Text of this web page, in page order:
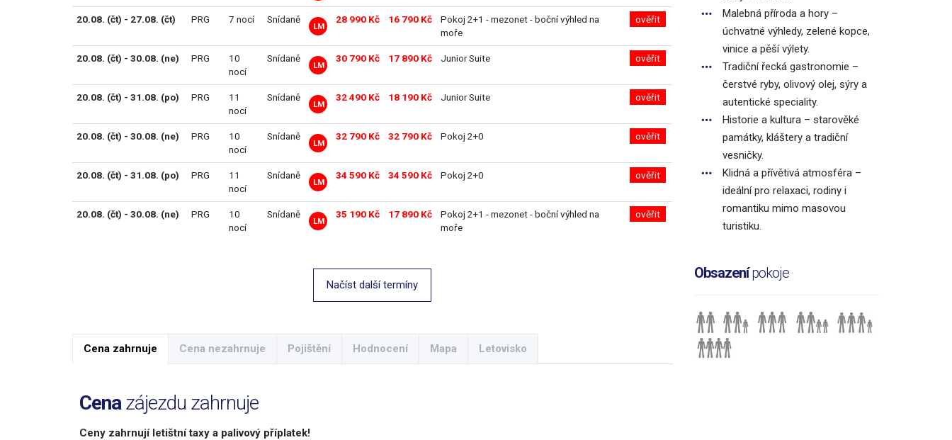
20.08. (čt) - 27.08. (čt) PRG 7 nocí Snídaně
LM
28 990 Kč 16 790 Kč
Pokoj 2+1 - mezonet - boční výhled na
moře
ověřit
20.08. (čt) - 30.08. (ne) PRG
10
nocí
Snídaně
LM
30 790 Kč 17 890 Kč Junior Suite ověřit
20.08. (čt) - 31.08. (po) PRG
11
nocí
Snídaně
LM
32 490 Kč 18 190 Kč Junior Suite ověřit
20.08. (čt) - 30.08. (ne) PRG
10
nocí
Snídaně
LM
32 790 Kč 32 790 Kč Pokoj 2+0 ověřit
20.08. (čt) - 31.08. (po) PRG
11
nocí
Snídaně
LM
34 590 Kč 34 590 Kč Pokoj 2+0 ověřit
20.08. (čt) - 30.08. (ne) PRG
10
nocí
Snídaně
LM
35 190 Kč 17 890 Kč
Pokoj 2+1 - mezonet - boční výhled na
moře
ověřit
Načíst další termíny
Cena zahrnuje Cena nezahrnuje Pojištění Hodnocení Mapa Letovisko
Cenazájezdu zahrnuje
Ceny zahrnují letištní taxy a palivový příplatek!
Malebná příroda a hory –
úchvatné výhledy, zelené kopce,
vinice a pěší výlety.
Tradiční řecká gastronomie –
čerstvé ryby, olivový olej, sýry a
autentické speciality.
Historie a kultura – starověké
památky, kláštery a tradiční
vesničky.
Klidná a přívětivá atmosféra –
ideální pro relaxaci, rodiny i
romantiku mimo masovou
turistiku.
Obsazenípokoje